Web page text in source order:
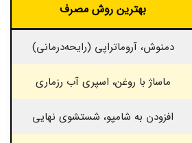
بهترین روش مصرف
دمنوش، آروماتراپی (رایحه‌درمانی)
ماساژ با روغن، اسپری آب رزماری
افزودن به شامپو، شستشوی نهایی